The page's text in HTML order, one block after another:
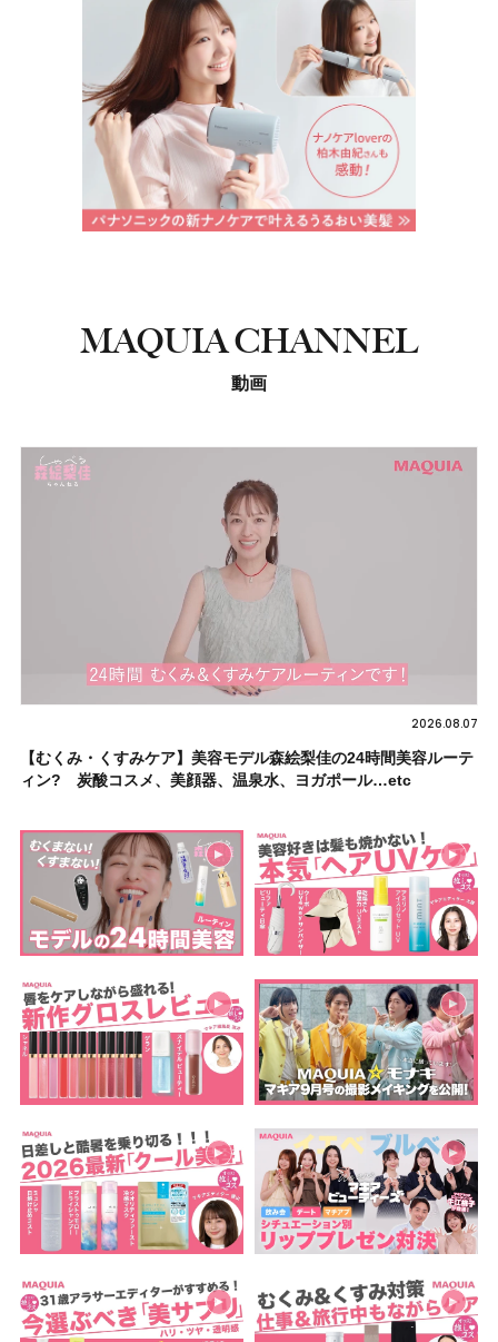
MAQUIA CHANNEL
動画
2026.08.07
【むくみ・くすみケア】美容モデル森絵梨佳の24時間美容ルーテ
ィン? 炭酸コスメ、美顔器、温泉水、ヨガポール…etc